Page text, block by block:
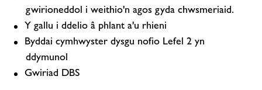
gwirioneddol i weithio'n agos gyda chwsmeriaid.
Y gallu i ddelio â phlant a'u rhieni
Byddai cymhwyster dysgu nofio Lefel 2 yn
ddymunol
Gwiriad DBS